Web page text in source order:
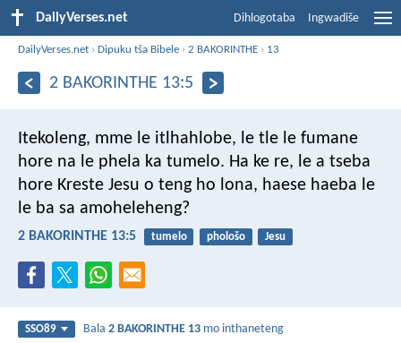
DailyVerses.net Dihlogotaba Ingwadiše
DailyVerses.net ›Dipuku tša Bibele ›2 BAKORINTHE › 13
2 BAKORINTHE 13:5
Itekoleng, mme le itlhahlobe, le tle le fumane
hore na le phela ka tumelo. Ha ke re, le a tseba
hore Kreste Jesu o teng ho lona, haese haeba le
le ba sa amoheleheng?
2 BAKORINTHE 13:5 tumelo phološo Jesu
SSO89 Bala2 BAKORINTHE 13 mo inthaneteng